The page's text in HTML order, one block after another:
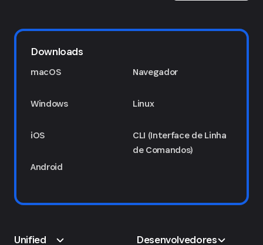
Downloads
macOS
Windows
iOS
Android
Navegador
Linux
CLI (Interface de Linha
de Comandos)
Unified
Desenvolvedores